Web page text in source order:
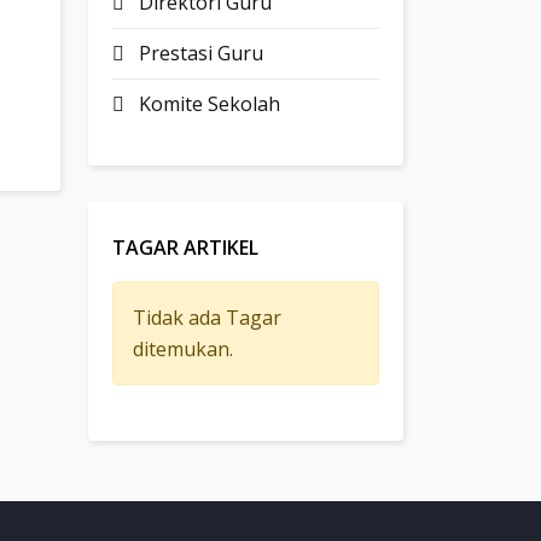
Prestasi Guru
Komite Sekolah
TAGAR ARTIKEL
Tidak ada Tagar
ditemukan.